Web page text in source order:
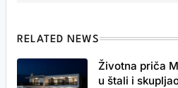
RELATED NEWS
Životna priča
u štali i